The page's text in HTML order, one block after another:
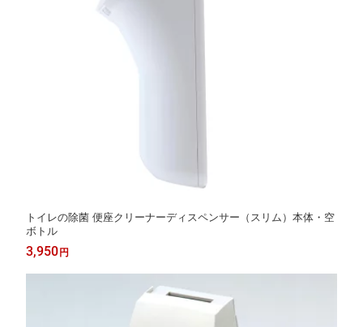
トイレの除菌 便座クリーナーディスペンサー（スリム）本体・空
ボトル
3,950円